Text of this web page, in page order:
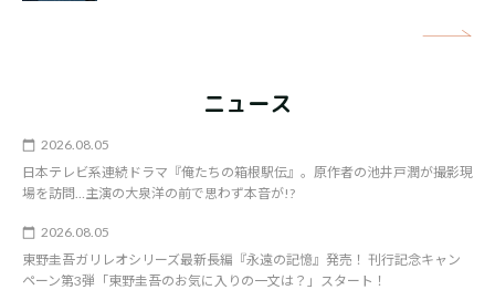
ニュース
2026.08.05
日本テレビ系連続ドラマ『俺たちの箱根駅伝』。原作者の池井戸潤が撮影現
場を訪問…主演の大泉洋の前で思わず本音が!?
2026.08.05
東野圭吾ガリレオシリーズ最新長編『永遠の記憶』発売！ 刊行記念キャン
ペーン第3弾「東野圭吾のお気に入りの一文は？」スタート！